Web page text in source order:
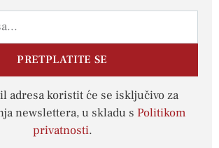
PRETPLATITE SE
adresa koristit će se isključivo za
newslettera, u skladu s Politikom
privatnosti.